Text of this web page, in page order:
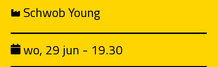
Schwob Young
wo, 29 jun - 19.30